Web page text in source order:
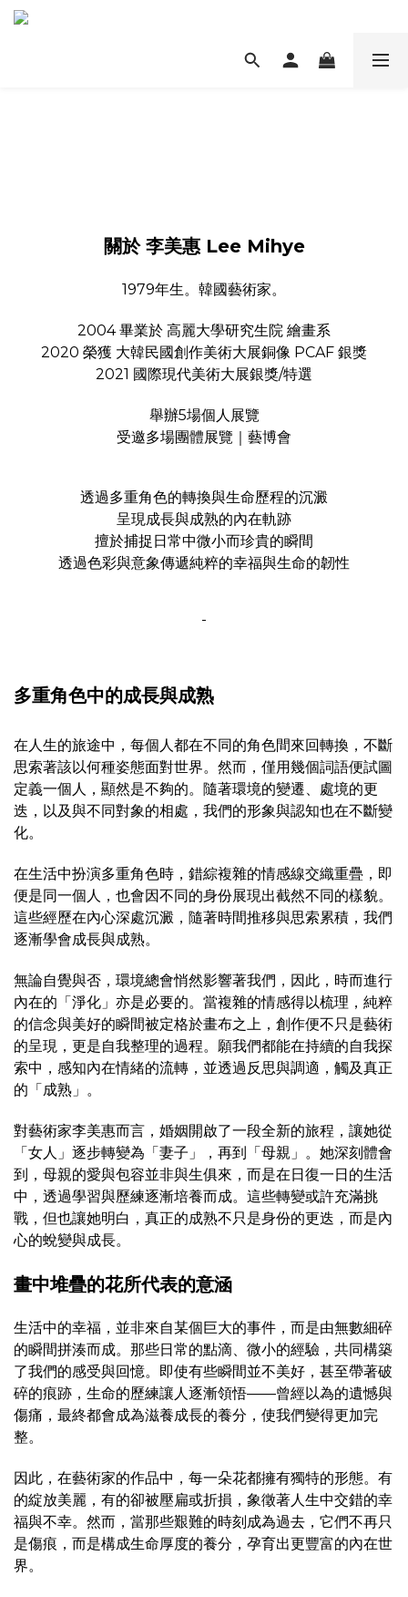
關於 李美惠 Lee Mihye
1979年生。韓國藝術家。
2004 畢業於 高麗大學研究生院 繪畫系
2020 榮獲 大韓民國創作美術大展銅像 PCAF 銀獎
2021 國際現代美術大展銀獎/特選
舉辦5場個人展覽
受邀多場團體展覽｜藝博會
透過多重角色的轉換與生命歷程的沉澱
呈現成長與成熟的內在軌跡
擅於捕捉日常中微小而珍貴的瞬間
透過色彩與意象傳遞純粹的幸福與生命的韌性
-
多重角色中的成長與成熟
在人生的旅途中，每個人都在不同的角色間來回轉換，不斷
思索著該以何種姿態面對世界。然而，僅用幾個詞語便試圖
定義一個人，顯然是不夠的。隨著環境的變遷、處境的更
迭，以及與不同對象的相處，我們的形象與認知也在不斷變
化。
在生活中扮演多重角色時，錯綜複雜的情感線交織重疊，即
便是同一個人，也會因不同的身份展現出截然不同的樣貌。
這些經歷在內心深處沉澱，隨著時間推移與思索累積，我們
逐漸學會成長與成熟。
無論自覺與否，環境總會悄然影響著我們，因此，時而進行
內在的「淨化」亦是必要的。當複雜的情感得以梳理，純粹
的信念與美好的瞬間被定格於畫布之上，創作便不只是藝術
的呈現，更是自我整理的過程。願我們都能在持續的自我探
索中，感知內在情緒的流轉，並透過反思與調適，觸及真正
的「成熟」。
對藝術家李美惠而言，婚姻開啟了一段全新的旅程，讓她從
「女人」逐步轉變為「妻子」，再到「母親」。她深刻體會
到，母親的愛與包容並非與生俱來，而是在日復一日的生活
中，透過學習與歷練逐漸培養而成。這些轉變或許充滿挑
戰，但也讓她明白，真正的成熟不只是身份的更迭，而是內
心的蛻變與成長。
畫中堆疊的花所代表的意涵
生活中的幸福，並非來自某個巨大的事件，而是由無數細碎
的瞬間拼湊而成。那些日常的點滴、微小的經驗，共同構築
了我們的感受與回憶。即使有些瞬間並不美好，甚至帶著破
碎的痕跡，生命的歷練讓人逐漸領悟——曾經以為的遺憾與
傷痛，最終都會成為滋養成長的養分，使我們變得更加完
整。
因此，在藝術家的作品中，每一朵花都擁有獨特的形態。有
的綻放美麗，有的卻被壓扁或折損，象徵著人生中交錯的幸
福與不幸。然而，當那些艱難的時刻成為過去，它們不再只
是傷痕，而是構成生命厚度的養分，孕育出更豐富的內在世
界。